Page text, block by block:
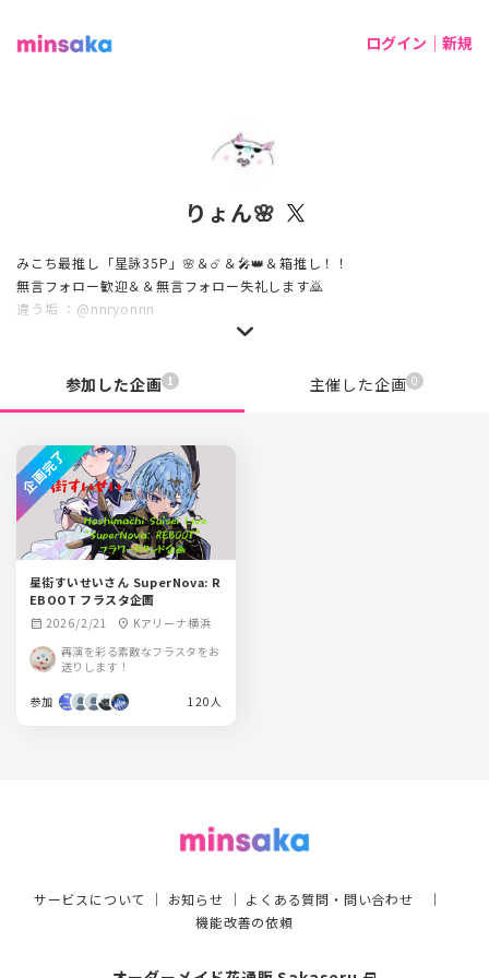
ログイン｜新規
りょん🌸
みこち最推し「星詠35P」🌸＆☄️＆🎤👑＆箱推し！！
無言フォロー歓迎＆＆無言フォロー失礼します🙇
違う垢 ：@nnryonnn
参加した企画 1 主催した企画 0
星街すいせいさん SuperNova: R
EBOOT フラスタ企画
calendar_month 2026/2/21 location_on Kアリーナ横浜
再演を彩る素敵なフラスタをお
送りします！
参加 120人
企画完了
サービスについて ｜ お知らせ ｜ よくある質問・問い合わせ ｜
機能改善の依頼